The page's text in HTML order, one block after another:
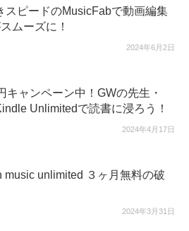
2024年6月2日
スピードのMusicFabで動画編集
ムーズに！
2024年4月17日
キャンペーン中！GWの先生・
Unlimitedで読書に浸ろう！
2024年3月31日
music unlimited ３ヶ月無料の破